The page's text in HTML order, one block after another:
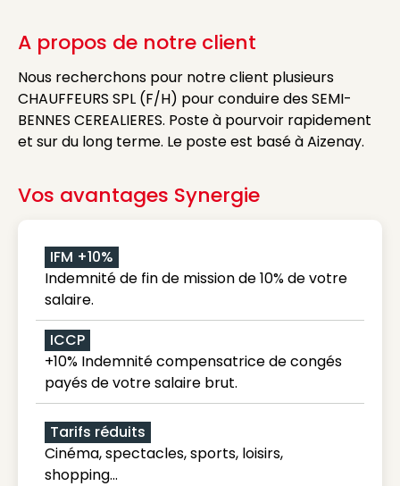
A propos de notre client
Nous recherchons pour notre client plusieurs
CHAUFFEURS SPL (F/H) pour conduire des SEMI-
BENNES CEREALIERES. Poste à pourvoir rapidement
et sur du long terme. Le poste est basé à Aizenay.
Vos avantages Synergie
IFM +10%
Indemnité de fin de mission de 10% de votre
salaire.
ICCP
+10% Indemnité compensatrice de congés
payés de votre salaire brut.
Tarifs réduits
Cinéma, spectacles, sports, loisirs,
shopping...